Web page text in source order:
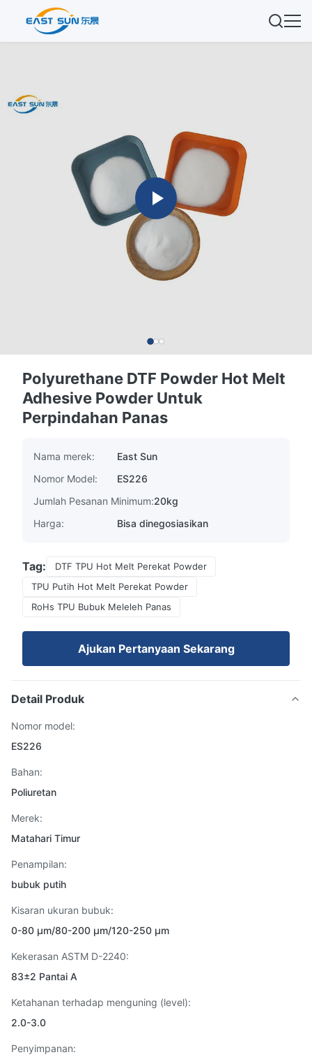
Polyurethane DTF Powder Hot Melt
Adhesive Powder Untuk
Perpindahan Panas
Nama merek:
East Sun
Nomor Model:
ES226
Jumlah Pesanan Minimum:20kg
Harga:
Bisa dinegosiasikan
Tag:
DTF TPU Hot Melt Perekat Powder
TPU Putih Hot Melt Perekat Powder
RoHs TPU Bubuk Meleleh Panas
Ajukan Pertanyaan Sekarang
Detail Produk
Nomor model:
ES226
Bahan:
Poliuretan
Merek:
Matahari Timur
Penampilan:
bubuk putih
Kisaran ukuran bubuk:
0-80 μm/80-200 μm/120-250 μm
Kekerasan ASTM D-2240:
83±2 Pantai A
Ketahanan terhadap menguning (level):
2.0-3.0
Penyimpanan: